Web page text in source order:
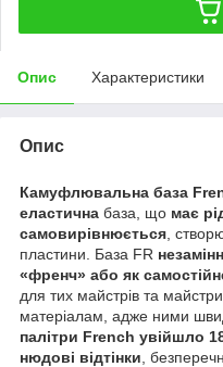
Опис Характеристики
Опис
Камуфлювальна база
еластична база, що має
самовирівнюється ,
пластини. База FR
«френч» або як
для тих майстрів та
матеріалам, адже ними
палітри French увійшло 18
нюдові відтінки ,